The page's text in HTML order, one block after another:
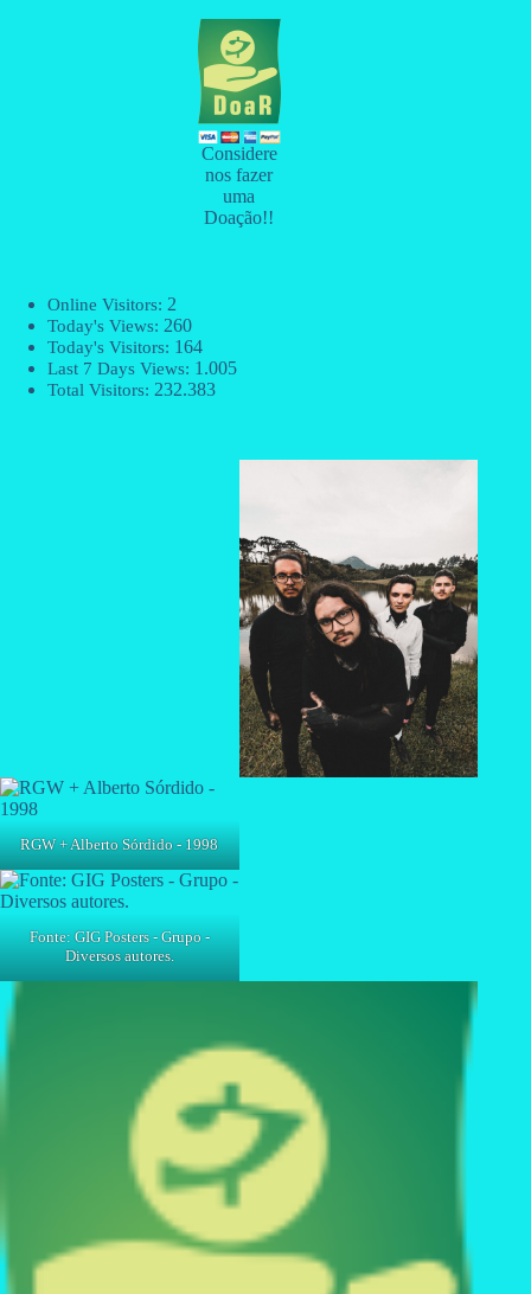
Considere
nos fazer
uma
Doação!!
Online Visitors: 2
Today's Views: 260
Today's Visitors: 164
Last 7 Days Views: 1.005
Total Visitors: 232.383
RGW + Alberto Sórdido - 1998
Fonte: GIG Posters - Grupo -
Diversos autores.